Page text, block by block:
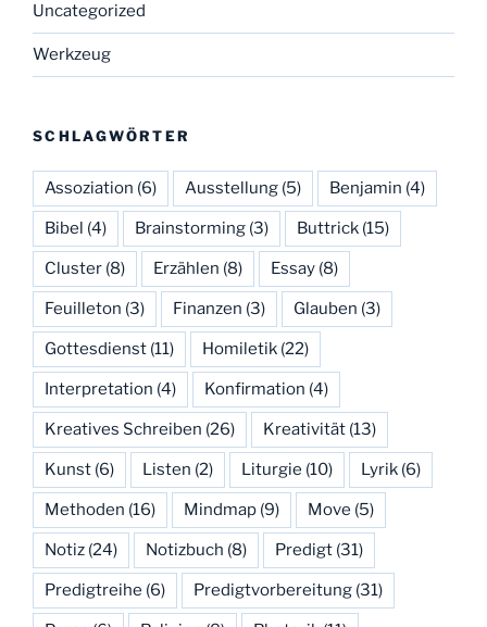
Uncategorized
Werkzeug
SCHLAGWÖRTER
Assoziation (6) Ausstellung (5) Benjamin (4)
Bibel (4) Brainstorming (3) Buttrick (15)
Cluster (8) Erzählen (8) Essay (8)
Feuilleton (3) Finanzen (3) Glauben (3)
Gottesdienst (11) Homiletik (22)
Interpretation (4) Konfirmation (4)
Kreatives Schreiben (26) Kreativität (13)
Kunst (6) Listen (2) Liturgie (10) Lyrik (6)
Methoden (16) Mindmap (9) Move (5)
Notiz (24) Notizbuch (8) Predigt (31)
Predigtreihe (6) Predigtvorbereitung (31)